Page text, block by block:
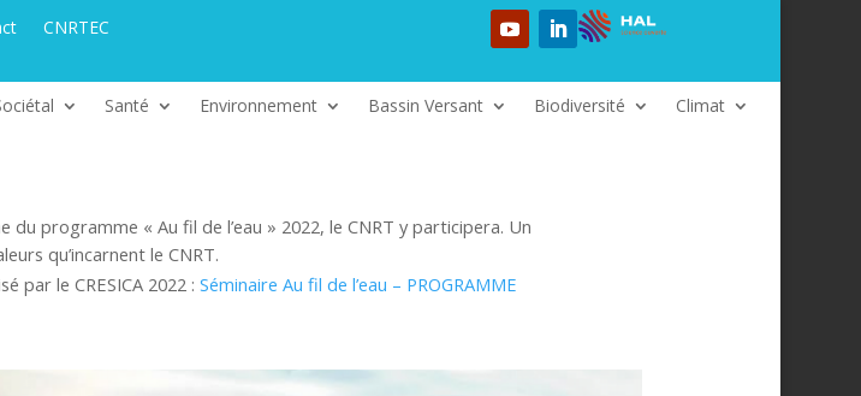
CNRTEC
Santé Environnement Bassin Versant Biodiversité Climat
programme « Au fil de l’eau » 2022, le CNRT y participera. Un
qu’incarnent le CNRT.
par le CRESICA 2022 :Séminaire Au fil de l’eau – PROGRAMME